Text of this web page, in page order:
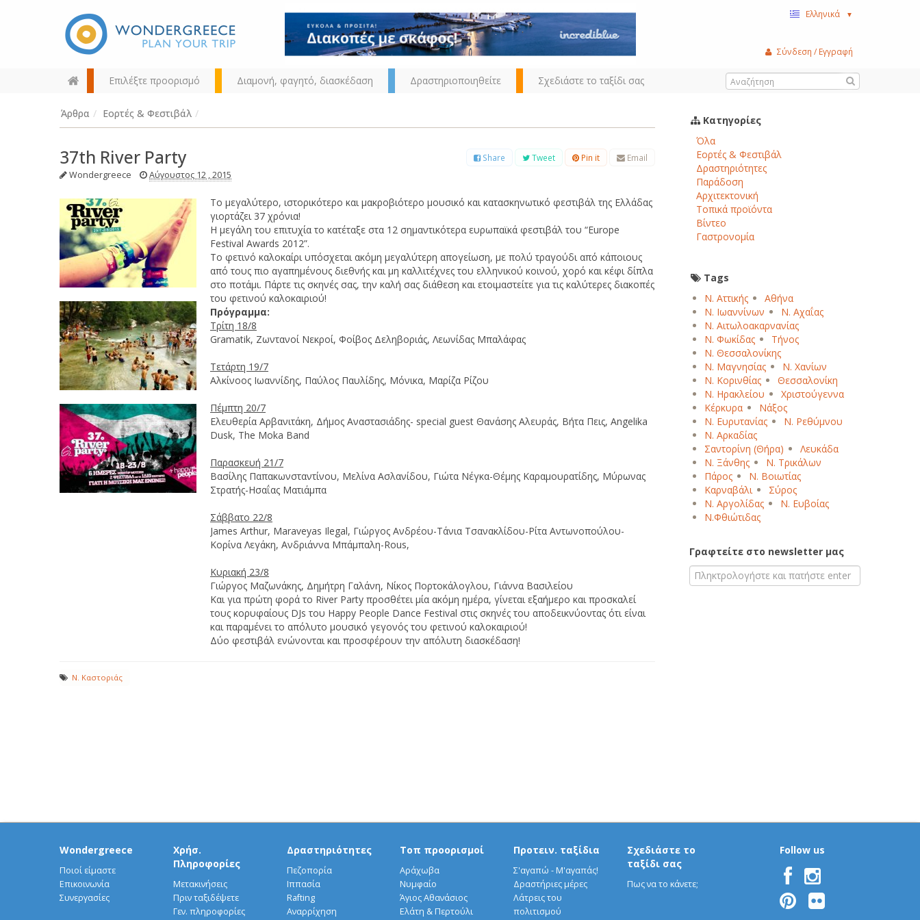
Ελληνικά ▼
Επιλέξτε προορισμό Διαμονή, φαγητό, διασκέδαση Δραστηριοποιηθείτε Σχεδιάστε το ταξίδι σας
Σύνδεση / Εγγραφή
Διαλέξτε τον προορισμό σας
από τον χάρτη, την αναζήτηση
ή αλφαβητικά
Ε Ζ Η Θ Ι Κ
Ρ Σ Τ Υ Φ Χ Ψ
Άρθρα / Εορτές & Φεστιβάλ /
37th River Party Share Tweet Pin it Email
Wondergreece Αύγουστος 12 , 2015
Το μεγαλύτερο, ιστορικότερο και μακροβιότερο μουσικό και κατασκηνωτικό φεστιβάλ της Ελλάδας
γιορτάζει 37 χρόνια!
Η μεγάλη του επιτυχία το κατέταξε στα 12 σημαντικότερα ευρωπαϊκά φεστιβάλ του “Europe
Festival Awards 2012”.
Το φετινό καλοκαίρι υπόσχεται ακόμη μεγαλύτερη απογείωση, με πολύ τραγούδι από κάποιους
από τους πιο αγαπημένους διεθνής και μη καλλιτέχνες του ελληνικού κοινού, χορό και κέφι δίπλα
στο ποτάμι. Πάρτε τις σκηνές σας, την καλή σας διάθεση και ετοιμαστείτε για τις καλύτερες διακοπές
του φετινού καλοκαιριού!
Πρόγραμμα:
Τρίτη 18/8
Gramatik, Ζωντανοί Νεκροί, Φοίβος Δεληβοριάς, Λεωνίδας Μπαλάφας
Τετάρτη 19/7
Αλκίνοος Ιωαννίδης, Παύλος Παυλίδης, Μόνικα, Μαρίζα Ρίζου
Πέμπτη 20/7
Ελευθερία Αρβανιτάκη, Δήμος Αναστασιάδης- special guest Θανάσης Αλευράς, Βήτα Πεις, Angelika
Dusk, The Moka Band
Παρασκευή 21/7
Βασίλης Παπακωνσταντίνου, Μελίνα Ασλανίδου, Γιώτα Νέγκα-Θέμης Καραμουρατίδης, Μύρωνας
Στρατής-Ησαΐας Ματιάμπα
Σάββατο 22/8
James Arthur, Maraveyas Ilegal, Γιώργος Ανδρέου-Τάνια Τσανακλίδου-Ρίτα Αντωνοπούλου-
Κορίνα Λεγάκη, Ανδριάννα Μπάμπαλη-Rous,
Κυριακή 23/8
Γιώργος Μαζωνάκης, Δημήτρη Γαλάνη, Νίκος Πορτοκάλογλου, Γιάννα Βασιλείου
Και για πρώτη φορά το River Party προσθέτει μία ακόμη ημέρα, γίνεται εξαήμερο και προσκαλεί
τους κορυφαίους DJs του Happy People Dance Festival στις σκηνές του αποδεικνύοντας ότι είναι
και παραμένει το απόλυτο μουσικό γεγονός του φετινού καλοκαιριού!
Δύο φεστιβάλ ενώνονται και προσφέρουν την απόλυτη διασκέδαση!
Ν. Καστοριάς
Κατηγορίες
Όλα
Εορτές & Φεστιβάλ
Δραστηριότητες
Παράδοση
Αρχιτεκτονική
Τοπικά προϊόντα
Βίντεο
Γαστρονομία
Tags
Ν. Αττικής
Αθήνα
Ν. Ιωαννίνων
Ν. Αχαΐας
Ν. Αιτωλοακαρνανίας
Ν. Φωκίδας
Τήνος
Ν. Θεσσαλονίκης
Ν. Μαγνησίας
Ν. Χανίων
Ν. Κορινθίας
Θεσσαλονίκη
Ν. Ηρακλείου
Χριστούγεννα
Κέρκυρα
Νάξος
Ν. Ευρυτανίας
Ν. Ρεθύμνου
Ν. Αρκαδίας
Σαντορίνη (Θήρα)
Λευκάδα
Ν. Ξάνθης
Ν. Τρικάλων
Πάρος
Ν. Βοιωτίας
Καρναβάλι
Σύρος
Ν. Αργολίδας
Ν. Ευβοίας
Ν.Φθιώτιδας
Γραφτείτε στο newsletter μας
Wondergreece
Ποιοί είμαστε
Επικοινωνία
Συνεργασίες
Χρήσ.
Πληροφορίες
Μετακινήσεις
Πριν ταξιδέψετε
Γεν. πληροφορίες
Δραστηριότητες
Πεζοπορία
Ιππασία
Rafting
Αναρρίχηση
Τοπ προορισμοί
Αράχωβα
Νυμφαίο
Άγιος Αθανάσιος
Ελάτη & Περτούλι
Προτειν. ταξίδια
Σ'αγαπώ - Μ'αγαπάς!
Δραστήριες μέρες
Λάτρεις του
πολιτισμού
Σχεδιάστε το
ταξίδι σας
Πως να το κάνετε;
Follow us